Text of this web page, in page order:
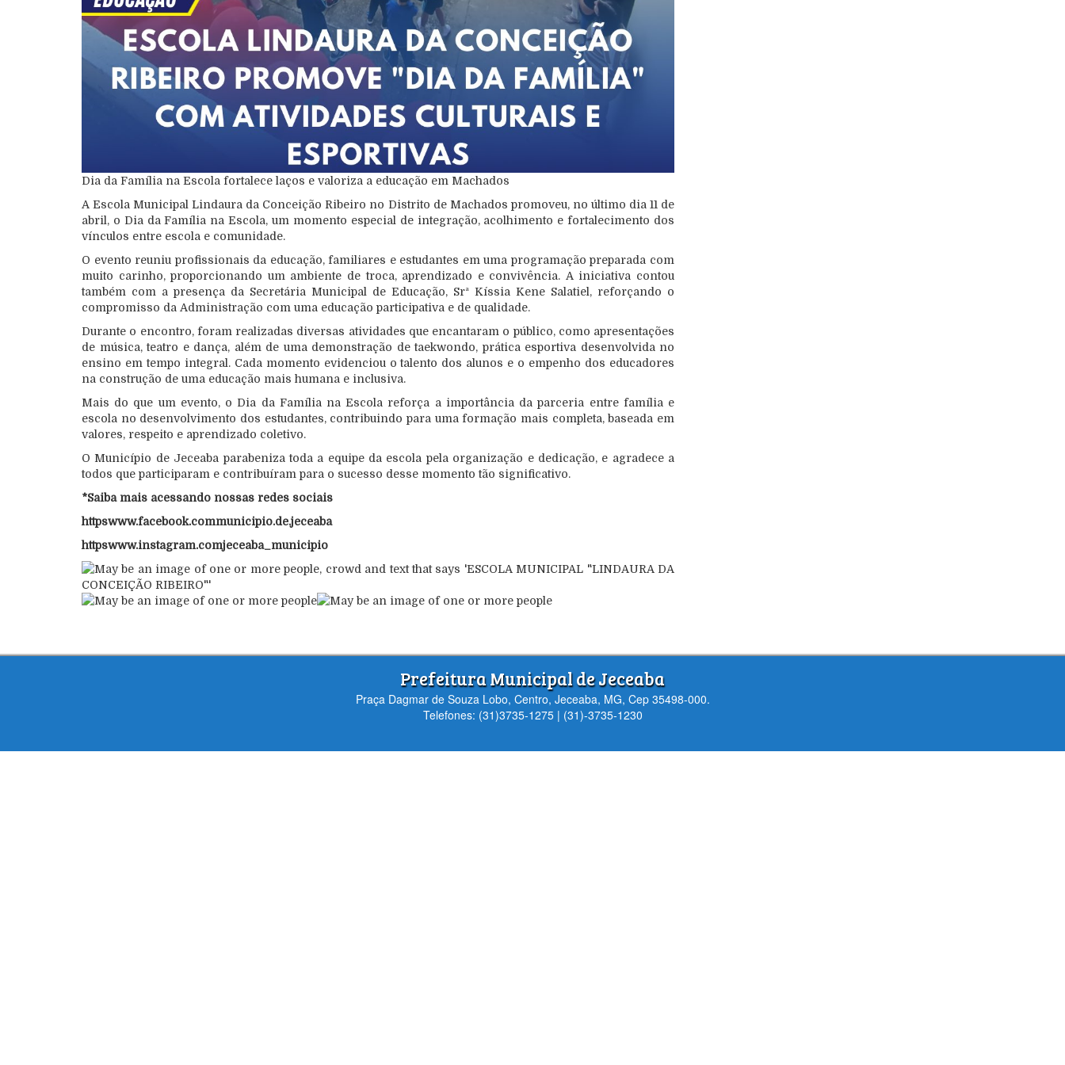
Dia da Família na Escola fortalece laços e valoriza a educação em Machados
A Escola Municipal Lindaura da Conceição Ribeiro no Distrito de Machados promoveu, no último dia 11 de
abril, o Dia da Família na Escola, um momento especial de integração, acolhimento e fortalecimento dos
vínculos entre escola e comunidade.
O evento reuniu profissionais da educação, familiares e estudantes em uma programação preparada com
muito carinho, proporcionando um ambiente de troca, aprendizado e convivência. A iniciativa contou
também com a presença da Secretária Municipal de Educação, Srª Kíssia Kene Salatiel, reforçando o
compromisso da Administração com uma educação participativa e de qualidade.
Durante o encontro, foram realizadas diversas atividades que encantaram o público, como apresentações
de música, teatro e dança, além de uma demonstração de taekwondo, prática esportiva desenvolvida no
ensino em tempo integral. Cada momento evidenciou o talento dos alunos e o empenho dos educadores
na construção de uma educação mais humana e inclusiva.
Mais do que um evento, o Dia da Família na Escola reforça a importância da parceria entre família e
escola no desenvolvimento dos estudantes, contribuindo para uma formação mais completa, baseada em
valores, respeito e aprendizado coletivo.
O Município de Jeceaba parabeniza toda a equipe da escola pela organização e dedicação, e agradece a
todos que participaram e contribuíram para o sucesso desse momento tão significativo.
*Saiba mais acessando nossas redes sociais
httpswww.facebook.communicipio.de.jeceaba
httpswww.instagram.comjeceaba_municipio
Prefeitura Municipal de Jeceaba
Praça Dagmar de Souza Lobo, Centro, Jeceaba, MG, Cep 35498-000.
Telefones: (31)3735-1275 | (31)-3735-1230